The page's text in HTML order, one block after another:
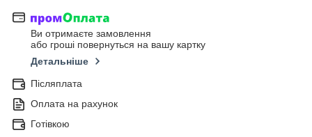
Ви отримаєте замовлення
або гроші повернуться на вашу картку
Детальніше
Післяплата
Оплата на рахунок
Готівкою